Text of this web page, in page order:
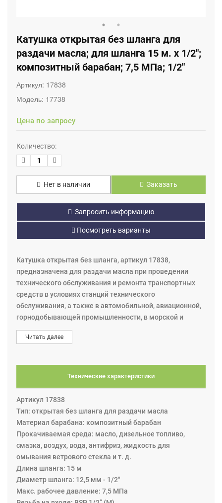
Катушка открытая без шланга для
раздачи масла; для шланга 15 м. х 1/2";
композитный барабан; 7,5 МПа; 1/2"
Артикул: 17838
Модель: 17738
Цена по запросу
Количество:
Нет в наличии Заказать
Запросить информацию
Посмотреть варианты
Катушка открытая без шланга, артикул 17838,
предназначена для раздачи масла при проведении
технического обслуживания и ремонта транспортных
средств в условиях станций технического
обслуживания, а также в автомобильной, авиационной,
горнодобывающей промышленности, в морской и
сельскохозяйственной отрасли. Катушка для шланга
размером 15 м. х 1/2", макс. давление 7,5 МПа; вход/
шарикоподшипниковых опорах, которые делают работу
сматывания шланга. Катушка может крепиться на
разные поверхности: на стену, потолок, пол.
Минимальная высота установки над уровнем пола
составляет 2,5 м. Катушка оснащена пружинным
приводом для автоматического сматывания шланга и
храповым механизмом фиксации. Вытягивая шланг, при
каждом обороте можно зафиксировать его в сегменте
храповика. Дальнейшее вытягивание шланга
освобождает защёлку храпового механизма, и шланг
наматывается на катушку автоматически под
Читать далее
Технические характеристики
Артикул 17838
Тип: открытая без шланга для раздачи масла
Материал барабана: композитный барабан
Прокачиваемая среда: масло, дизельное топливо,
смазка, воздух, вода, антифриз, жидкость для
омывания ветрового стекла и т. д.
Длина шланга: 15 м
Диаметр шланга: 12,5 мм - 1/2"
Maкс. рабочее давление: 7,5 МПа